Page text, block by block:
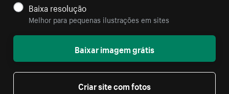
Baixa resolução
Melhor para pequenas ilustrações em sites
Baixar imagem grátis
Criar site com fotos